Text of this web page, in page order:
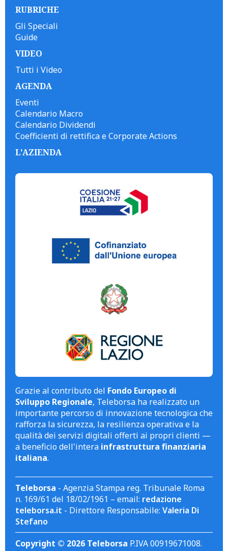
RUBRICHE
Gli Speciali
Guide
VIDEO
Tutti i Video
AGENDA
Eventi
Calendario Macro
Calendario Dividendi
Coefficienti di rettifica e Corporate Actions
L'AZIENDA
Grazie al contributo del Fondo Europeo di
Sviluppo Regionale, Teleborsa ha realizzato un
importante percorso di innovazione tecnologica che
rafforza la sicurezza, la resilienza operativa e la
qualità dei servizi digitali offerti ai propri clienti —
a beneficio dell'intera infrastruttura finanziaria
italiana.
Teleborsa - Agenzia Stampa reg. Tribunale Roma
n. 169/61 del 18/02/1961 – email: redazione
teleborsa.it - Direttore Responsabile: Valeria Di
Stefano
Copyright © 2026 Teleborsa P.IVA 00919671008.